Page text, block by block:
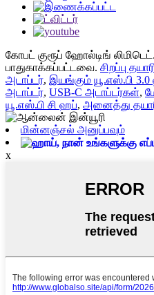
கோபட் குரூப் ஹோல்டிங்
பாதுகாக்கப்பட்டவை. சிறப்பு
அடாப்டர், இயங்கும் யூ.எஸ்.பி
அடாப்டர், USB-C அடாப்டர்கள்,
யூ.எஸ்.பி சி ஹப், அனைத்து
மின்னஞ்சல் அனுப்பவும்
x